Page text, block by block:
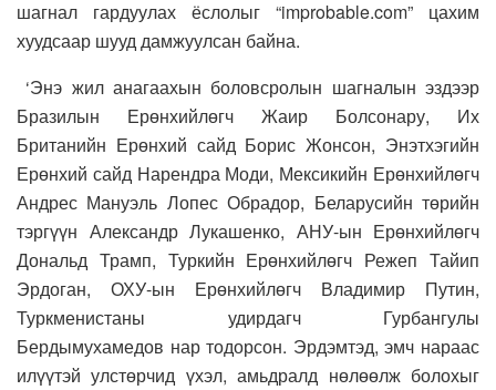
шагнал гардуулах ёслолыг “improbable.com” цахим
хуудсаар шууд дамжуулсан байна.
‘Энэ жил анагаахын боловсролын шагналын эздээр
Бразилын Ерөнхийлөгч Жаир Болсонару, Их
Британийн Ерөнхий сайд Борис Жонсон, Энэтхэгийн
Ерөнхий сайд Нарендра Моди, Мексикийн Ерөнхийлөгч
Андрес Мануэль Лопес Обрадор, Беларусийн төрийн
тэргүүн Александр Лукашенко, АНУ-ын Ерөнхийлөгч
Дональд Трамп, Туркийн Ерөнхийлөгч Режеп Тайип
Эрдоган, ОХУ-ын Ерөнхийлөгч Владимир Путин,
Туркменистаны удирдагч Гурбангулы
Бердымухамедов нар тодорсон. Эрдэмтэд, эмч нараас
илүүтэй улстөрчид үхэл, амьдралд нөлөөлж болохыг